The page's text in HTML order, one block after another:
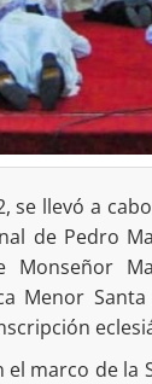
se llevó a
de Pedro
Menor
marco de la